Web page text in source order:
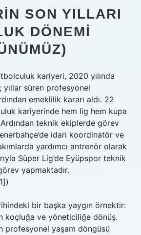
SON YILLARI
DÖNEMI
kariyeri, 2020 yılında
yıllar süren profesyonel
emeklilik kararı aldı. 22
kariyerinde hem lig hem kupa
Ardından teknik ekiplerde görev
idari koordinatör ve
yardımcı antrenör olarak
Süper Lig’de Eyüpspor teknik
yapmaktadır.
bir başka yaygın örnektir:
koçluğa ve yöneticiliğe dönüş.
profesyonel yaşam döngüsü